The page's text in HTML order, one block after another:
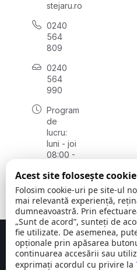
stejaru.ro
0240
564
809
0240
564
990
Program
de
lucru:
luni - joi
08:00 -
vineri
08:00 -
14:00
Concept realizat deBig Media
Acest site folosește cookie
Folosim cookie-uri pe site-ul
mai relevantă experiență,
dumneavoastră. Prin
„Sunt de acord”, sunteți de
fie utilizate. De asemenea,
opționale prin apăsarea
continuarea accesării sau
exprimați acordul cu privire la